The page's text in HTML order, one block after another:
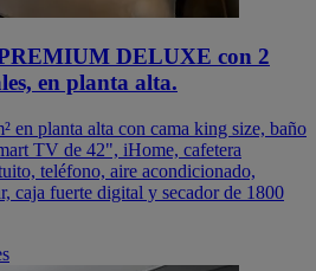
DELUXE con 2
en planta alta.
en planta alta con cama king size, baño
TV de 42", iHome, cafetera
teléfono, aire acondicionado,
caja fuerte digital y secador de 1800